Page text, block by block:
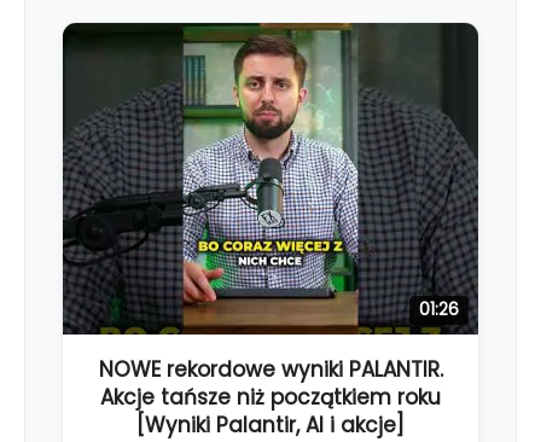
01:26
NOWE rekordowe wyniki PALANTIR.
Akcje tańsze niż początkiem roku
[Wyniki Palantir, AI i akcje]